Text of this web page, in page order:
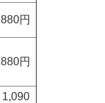
880円
880円
1,090